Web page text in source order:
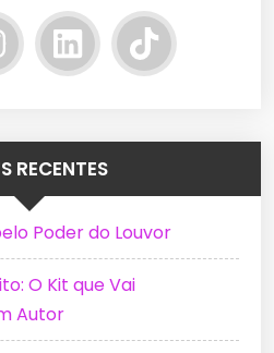
RECENTES
Poder do Louvor
O Kit que Vai
Autor